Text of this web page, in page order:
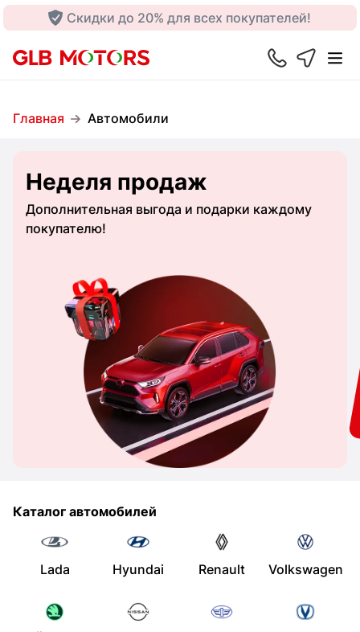
Скидки до 20% для всех покупателей!
Главная Автомобили
Неделя продаж
Дополнительная выгода и подарки каждому
покупателю!
Каталог автомобилей
Lada Hyundai Renault Volkswagen